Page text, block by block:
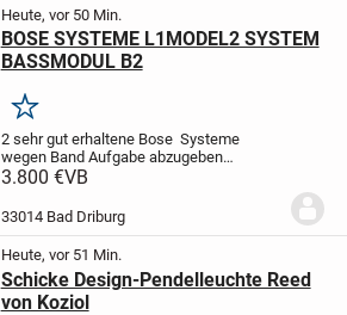
Heute, vor 50 Min.
BOSE SYSTEME L1MODEL2 SYSTEM
BASSMODUL B2
Merken
2 sehr gut erhaltene Bose Systeme
wegen Band Aufgabe abzugeben
inklusive Bose Transporttaschen nur zur
nur Barzahlung
3.800 €VB
33014 Bad Driburg
Heute, vor 51 Min.
Schicke Design-Pendelleuchte Reed
von Koziol